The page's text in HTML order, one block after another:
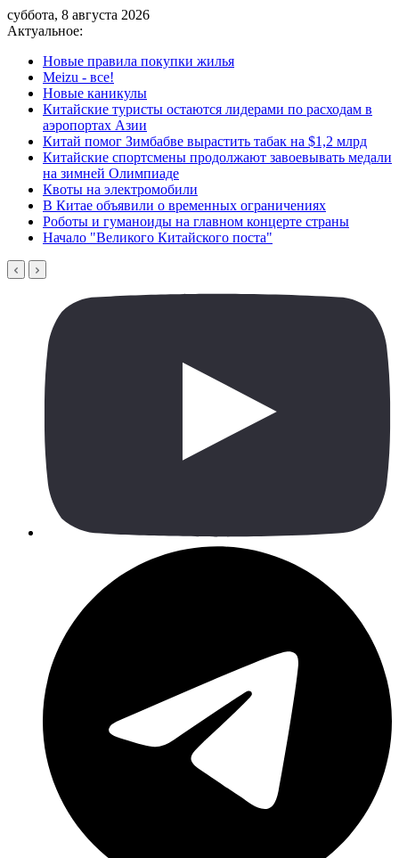
суббота, 8 августа 2026
Актуальное:
Новые правила покупки жилья
Meizu - все!
Новые каникулы
Китайские туристы остаются лидерами по расходам в
аэропортах Азии
Китай помог Зимбабве вырастить табак на $1,2 млрд
Китайские спортсмены продолжают завоевывать медали
на зимней Олимпиаде
Квоты на электромобили
В Китае объявили о временных ограничениях
Роботы и гуманоиды на главном концерте страны
Начало "Великого Китайского поста"